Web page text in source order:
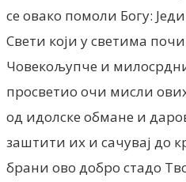
се овако помоли Богу:
Свети који у светима
Човекољупче и
просветио очи мисли
од идолске обмане и
заштити их и сачувај до
брани ово добро стадо